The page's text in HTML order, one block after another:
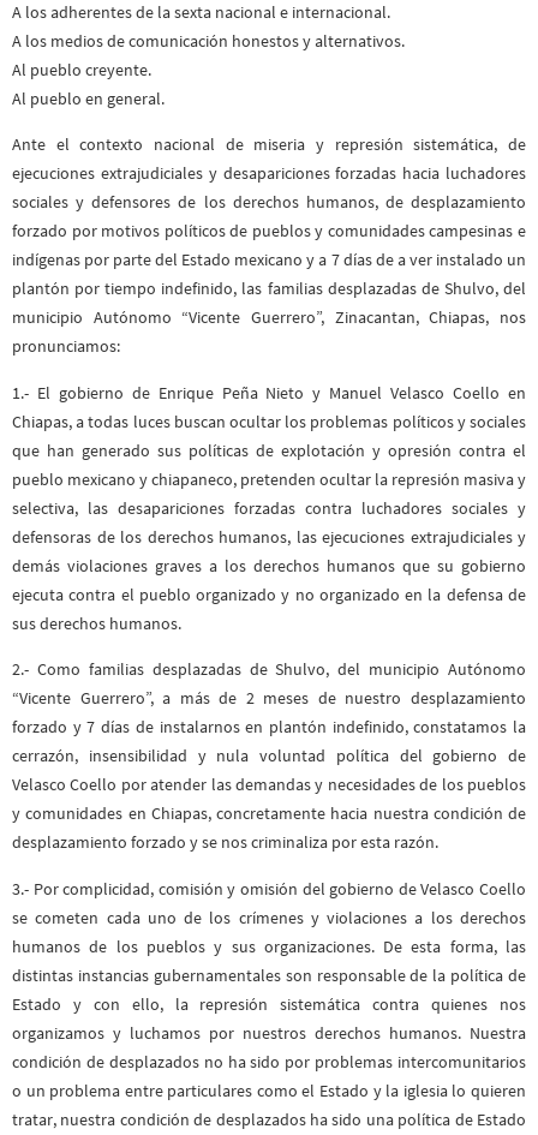
A los adherentes de la sexta nacional e internacional.
A los medios de comunicación honestos y alternativos.
Al pueblo creyente.
Al pueblo en general.
Ante el contexto nacional de miseria y represión sistemática, de
ejecuciones extrajudiciales y desapariciones forzadas hacia luchadores
sociales y defensores de los derechos humanos, de desplazamiento
forzado por motivos políticos de pueblos y comunidades campesinas e
indígenas por parte del Estado mexicano y a 7 días de a ver instalado un
plantón por tiempo indefinido, las familias desplazadas de Shulvo, del
municipio Autónomo “Vicente Guerrero”, Zinacantan, Chiapas, nos
pronunciamos:
1.- El gobierno de Enrique Peña Nieto y Manuel Velasco Coello en
Chiapas, a todas luces buscan ocultar los problemas políticos y sociales
que han generado sus políticas de explotación y opresión contra el
pueblo mexicano y chiapaneco, pretenden ocultar la represión masiva y
selectiva, las desapariciones forzadas contra luchadores sociales y
defensoras de los derechos humanos, las ejecuciones extrajudiciales y
demás violaciones graves a los derechos humanos que su gobierno
ejecuta contra el pueblo organizado y no organizado en la defensa de
sus derechos humanos.
2.- Como familias desplazadas de Shulvo, del municipio Autónomo
“Vicente Guerrero”, a más de 2 meses de nuestro desplazamiento
forzado y 7 días de instalarnos en plantón indefinido, constatamos la
cerrazón, insensibilidad y nula voluntad política del gobierno de
Velasco Coello por atender las demandas y necesidades de los pueblos
y comunidades en Chiapas, concretamente hacia nuestra condición de
desplazamiento forzado y se nos criminaliza por esta razón.
3.- Por complicidad, comisión y omisión del gobierno de Velasco Coello
se cometen cada uno de los crímenes y violaciones a los derechos
humanos de los pueblos y sus organizaciones. De esta forma, las
distintas instancias gubernamentales son responsable de la política de
Estado y con ello, la represión sistemática contra quienes nos
organizamos y luchamos por nuestros derechos humanos. Nuestra
condición de desplazados no ha sido por problemas intercomunitarios
o un problema entre particulares como el Estado y la iglesia lo quieren
tratar, nuestra condición de desplazados ha sido una política de Estado